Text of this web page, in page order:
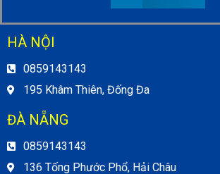
HÀ NỘI
0859143143
195 Khâm Thiên, Đống Đa
ĐÀ NẴNG
0859143143
136 Tống Phước Phổ, Hải Châu